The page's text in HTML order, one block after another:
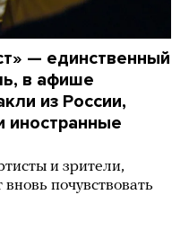
— единственный
в афише
из России,
иностранные
и зрители,
почувствовать